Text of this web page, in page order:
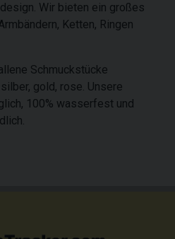
Wir bieten ein großes
Ketten, Ringen
Schmuckstücke
gold, rose. Unsere
100% wasserfest und